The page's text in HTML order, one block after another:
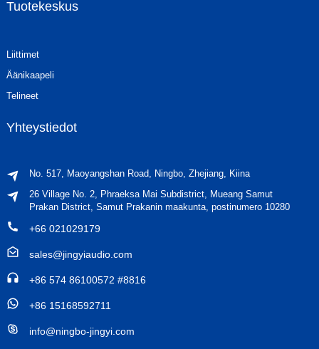
Tuotekeskus
Liittimet
Äänikaapeli
Telineet
Yhteystiedot
No. 517, Maoyangshan Road, Ningbo, Zhejiang, Kiina
26 Village No. 2, Phraeksa Mai Subdistrict, Mueang Samut
Prakan District, Samut Prakanin maakunta, postinumero 10280
+66 021029179
sales@jingyiaudio.com
+86 574 86100572 #8816
+86 15168592711
info@ningbo-jingyi.com